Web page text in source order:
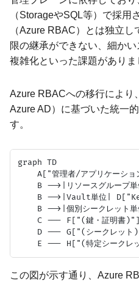
（StorageやSQL等）で採用
（Azure RBAC）とは独立
限の継承ができない、細か
複雑化といった課題がありま
Azure RBACへの移行により
Azure AD）に基づいた統一
す。
graph TD
A["管理者/アプリケーシ
B -->|リソースグループ
B -->|Vault単位|
B -->|個別シークレット
    C --- F["(鍵・証明書)"]
D --- G["(シークレット
この図が示す通り、Azure